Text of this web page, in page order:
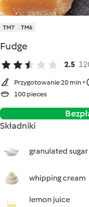
TM7 TM6
Fudge
2.5
Przygotowanie 20 min
100 pieces
Składniki
granulated sugar
whipping cream
lemon juice